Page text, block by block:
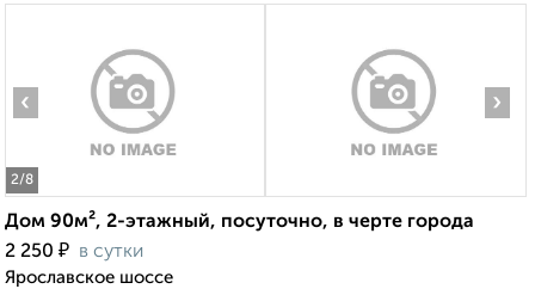
2/8
‹ ›
Дом 90м², 2-этажный, посуточно, в черте города
2 250 ₽ в сутки
Ярославское шоссе